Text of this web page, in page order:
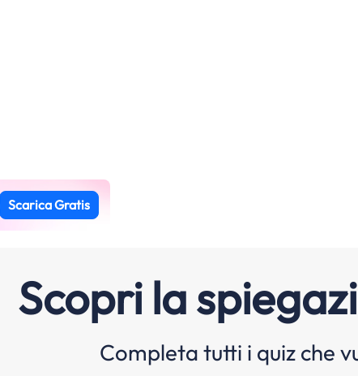
Scarica Gratis
Scopri la
Completa tutti i quiz che